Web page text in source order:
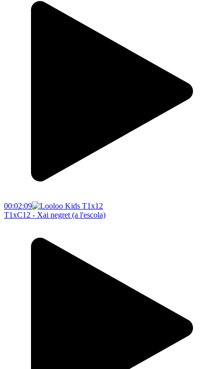
00:02:09
T1xC12 - Xai negret (a l'escola)